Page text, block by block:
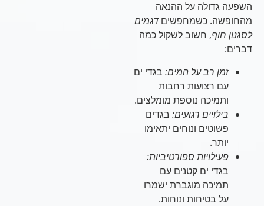
השפעה גדולה על ההנאה
מהחופשה. כשמחפשיםדגמים
לסגנון חוף, חשוב לשקול כמה
דברים:
זמן רב על המים:בגדי ים
עם רצועות רחבות
ותמיכה נוספת מומלצים.
בילויים רגועים:בגדים
פשוטים ונוחים יתאימו
יותר.
פעילויות ספורטיביות:
בגדי ים קטנים עם
תמיכה מוגברת ישמרו
על בטיחות ונוחות.